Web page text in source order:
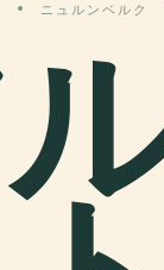
ニュルンベルク